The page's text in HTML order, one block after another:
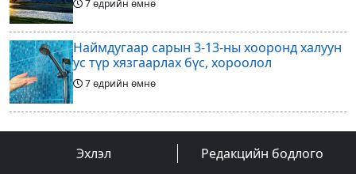
7 өдрийн өмнө
Наймдугаар сарын 3-13-ны хооронд халуун
ус түр хязгаарлах бүс, хороолол
7 өдрийн өмнө
Үс шинээр үргээлгэх буюу засуулахад
Эхлэл Редакцийн бодлого